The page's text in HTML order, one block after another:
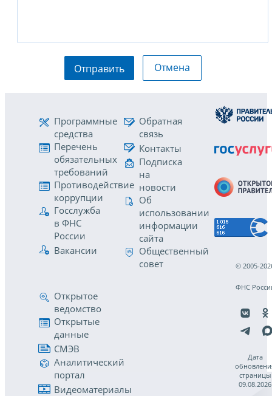
Отправить Отмена
Программные
средства
Перечень
обязательных
требований
Противодействие
коррупции
Госслужба
в ФНС
России
Вакансии
Обратная
связь
Контакты
Подписка
на
новости
Об
использовании
информации
сайта
Общественный
совет
Открытое
ведомство
Открытые
данные
СМЭВ
Аналитический
портал
Видеоматериалы
© 2005-
ФНС
Дата
страницы
09.08.2026